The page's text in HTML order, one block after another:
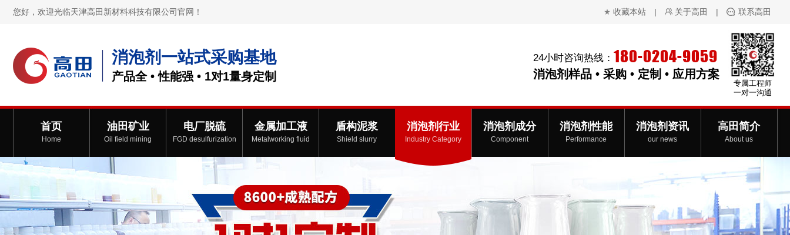
您好，欢迎光临天津高田新材料科技有限公司官网！ 收藏本站 | 关于高田 | 联系高田
消泡剂一站式采购基地
产品全 • 性能强 • 1对1量身定制
24小时咨询热线： 180-0204-9059
消泡剂样品 • 采购 • 定制 • 应用方案
专属工程师
一对一沟通
首页
Home
油田矿业
Oil field mining
电厂脱硫
FGD desulfurization
金属加工液
Metalworking fluid
盾构泥浆
Shield slurry
消泡剂行业
Industry Category
消泡剂成分
Component
消泡剂性能
Performance
消泡剂资讯
our news
高田简介
About us